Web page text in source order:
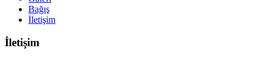
Bağış
İletişim
İletişim